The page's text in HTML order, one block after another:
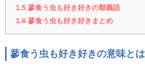
1.5 蓼食う虫も好き好きの類義語
1.6 蓼食う虫も好き好きまとめ
蓼食う虫も好き好きの意味とは